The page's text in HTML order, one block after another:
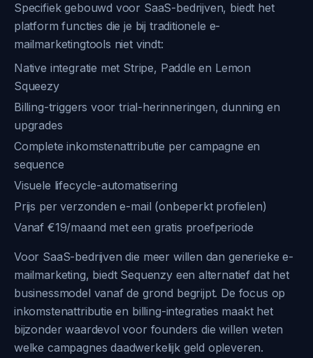
Specifiek gebouwd voor SaaS-bedrijven, biedt het
platform functies die je bij traditionele e-
mailmarketingtools niet vindt:
Native integratie met Stripe, Paddle en Lemon
Squeezy
Billing-triggers voor trial-herinneringen, dunning en
upgrades
Complete inkomstenattributie per campagne en
sequence
Visuele lifecycle-automatisering
Prijs per verzonden e-mail (onbeperkt profielen)
Vanaf €19/maand met een gratis proefperiode
Voor SaaS-bedrijven die meer willen dan generieke e-
mailmarketing, biedt Sequenzy een alternatief dat het
businessmodel vanaf de grond begrijpt. De focus op
inkomstenattributie en billing-integraties maakt het
bijzonder waardevol voor founders die willen weten
welke campagnes daadwerkelijk geld opleveren.